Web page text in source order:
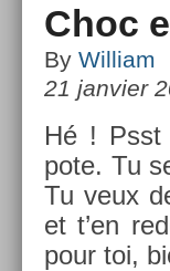
Choc
By William
21 janvier
Hé !
pote. Tu
Tu veux
et t’en
pour toi,